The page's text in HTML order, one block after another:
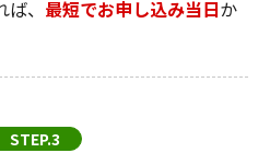
、 最短でお申し込み当日か
STEP.3